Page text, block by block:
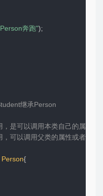
奔跑");
继承Person
，是可以调用本类自己的属性或
Person{